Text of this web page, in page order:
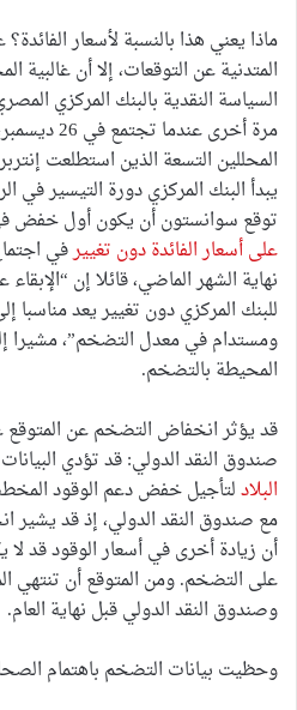
ماذا يعني هذا بالنسبة لأسعار
المتدنية عن التوقعات، إلا أن غالبية
السياسة النقدية بالبنك المركزي
مرة أخرى عندما تجتمع في 26 ديسمبر، وفقا
المحللين التسعة الذين استطلعت
توقع سوانستون أن يكون أول خفض
على أسعار الفائدة دون تغييرفي
نهاية الشهر الماضي، قائلا إن
للبنك المركزي دون تغيير يعد
ومستدام في معدل التضخم”، مشيرا
المحيطة بالتضخم.
قد يؤثر انخفاض التضخم عن المتوقع
صندوق النقد الدولي: قد تؤدي
البلادلتأجيل خفض دعم الوقود
مع صندوق النقد الدولي، إذ قد يشير
أن زيادة أخرى في أسعار الوقود قد لا
على التضخم. ومن المتوقع أن تنتهي
وصندوق النقد الدولي قبل نهاية العام.
وحظيت بيانات التضخم باهتمام